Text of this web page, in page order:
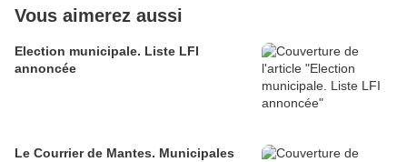
Vous aimerez aussi
Election municipale. Liste LFI
annoncée
Le Courrier de Mantes. Municipales